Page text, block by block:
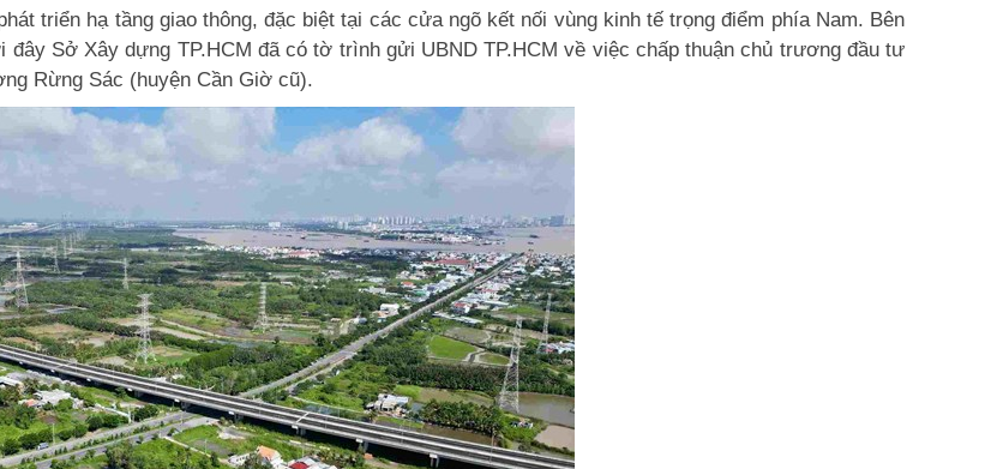
triển hạ tầng giao thông, đặc biệt tại các cửa ngõ kết nối vùng kinh tế trọng điểm phía Nam. Bên
Sở Xây dựng TP.HCM đã có tờ trình gửi UBND TP.HCM về việc chấp thuận chủ trương đầu tư
Rừng Sác (huyện Cần Giờ cũ).